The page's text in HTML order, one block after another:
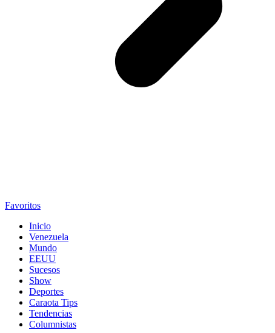
Favoritos
Inicio
Venezuela
Mundo
EEUU
Sucesos
Show
Deportes
Caraota Tips
Tendencias
Columnistas